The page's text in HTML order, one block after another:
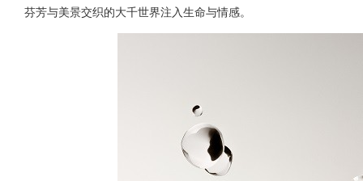
芬芳与美景交织的大千世界注入生命与情感。